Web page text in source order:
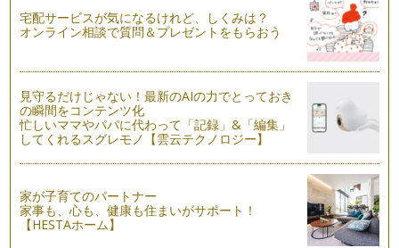
あじさいのボールブーケの作り方
お花付きリボンカチューシャの作り方
…
葉っぱで作る秋のこども花冠
こどもの花冠の作り方
…
宅配サービスが気になるけれど、しくみは？
オンライン相談で質問＆プレゼントをもらおう
見守るだけじゃない！最新のAIの力でとっておき
の瞬間をコンテンツ化
忙しいママやパパに代わって「記録」&「編集」
してくれるスグレモノ【雲云テクノロジー】
家が子育てのパートナー
家事も、心も、健康も住まいがサポート！
【HESTAホーム】